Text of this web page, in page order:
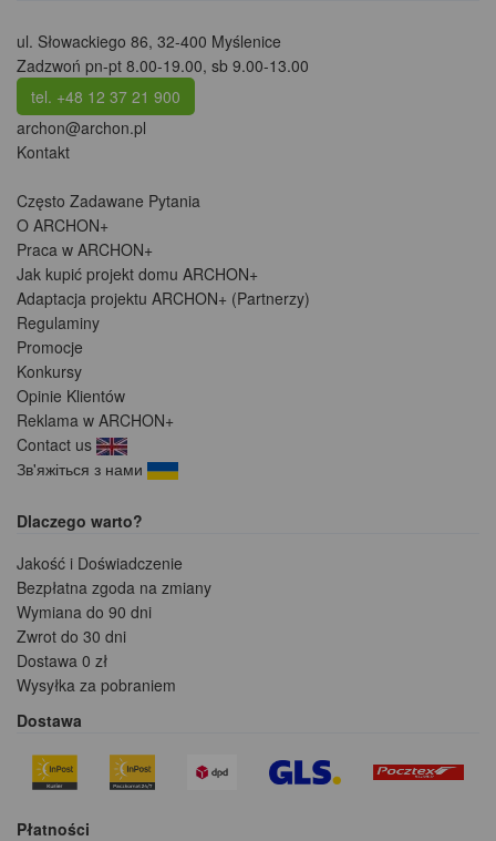
ul. Słowackiego 86, 32-400 Myślenice
Zadzwoń pn-pt 8.00-19.00, sb 9.00-13.00
tel. +48 12 37 21 900
archon@archon.pl
Kontakt
Często Zadawane Pytania
O ARCHON+
Praca w ARCHON+
Jak kupić projekt domu ARCHON+
Adaptacja projektu ARCHON+ (Partnerzy)
Regulaminy
Promocje
Konkursy
Opinie Klientów
Reklama w ARCHON+
Contact us
Зв'яжіться з нами
Dlaczego warto?
Jakość i Doświadczenie
Bezpłatna zgoda na zmiany
Wymiana do 90 dni
Zwrot do 30 dni
Dostawa 0 zł
Wysyłka za pobraniem
Dostawa
Płatności